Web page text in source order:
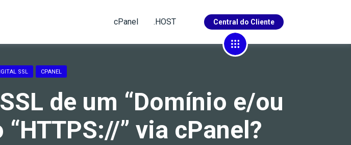
cPanel
4
1
.HOST
104
27
Central do Cliente
SSL CPANEL
de um “Domínio e/ou
” via cPanel?